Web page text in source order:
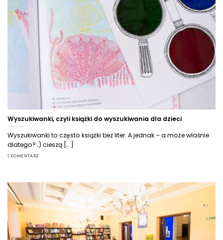
Wyszukiwanki, czyli książki do wyszukiwania dla dzieci
Wyszukiwanki to często książki bez liter. A jednak – a może właśnie
dlatego? ;) cieszą [...]
1 KOMENTARZ